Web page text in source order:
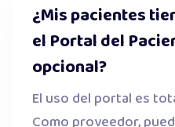
¿Mis pacientes
el Portal del
opcional?
El uso del portal es
Como proveedor,